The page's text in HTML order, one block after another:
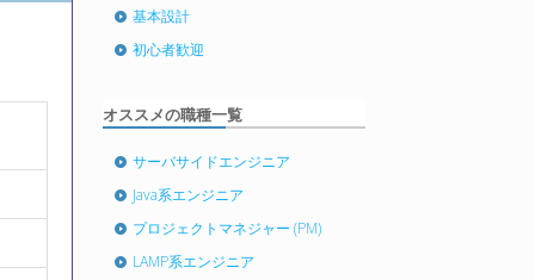
基本設計
初心者歓迎
オススメの職種一覧
サーバサイドエンジニア
Java系エンジニア
プロジェクトマネジャー (PM)
LAMP系エンジニア